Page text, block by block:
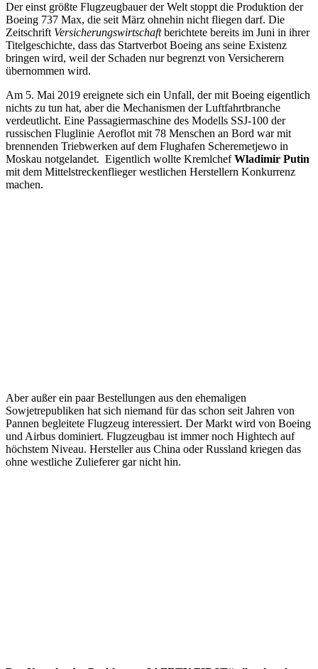
Der einst größte Flugzeugbauer der Welt stoppt die Produktion der
Boeing 737 Max, die seit März ohnehin nicht fliegen darf. Die
Zeitschrift Versicherungswirtschaftberichtete bereits im Juni in ihrer
Titelgeschichte, dass das Startverbot Boeing ans seine Existenz
bringen wird, weil der Schaden nur begrenzt von Versicherern
übernommen wird.
Am 5. Mai 2019 ereignete sich ein Unfall, der mit Boeing eigentlich
nichts zu tun hat, aber die Mechanismen der Luftfahrtbranche
verdeutlicht. Eine Passagiermaschine des Modells SSJ-100 der
russischen Fluglinie Aeroflot mit 78 Menschen an Bord war mit
brennenden Triebwerken auf dem Flughafen Scheremetjewo in
Moskau notgelandet. Eigentlich wollte KremlchefWladimir Putin
mit dem Mittelstreckenflieger westlichen Herstellern Konkurrenz
machen.
Aber außer ein paar Bestellungen aus den ehemaligen
Sowjetrepubliken hat sich niemand für das schon seit Jahren von
Pannen begleitete Flugzeug interessiert. Der Markt wird von Boeing
und Airbus dominiert. Flugzeugbau ist immer noch Hightech auf
höchstem Niveau. Hersteller aus China oder Russland kriegen das
ohne westliche Zulieferer gar nicht hin.